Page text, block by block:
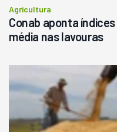
Agricultura
Conab aponta
média nas lavouras